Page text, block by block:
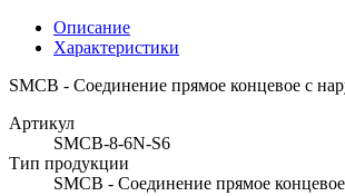
Описание
Характеристики
SMCB - Соединение прямое концевое с
Артикул
SMCB-8-6N-S6
Тип продукции
SMCB - Соединение прямое